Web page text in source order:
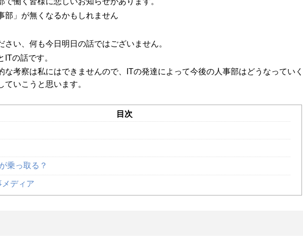
部」が無くなるかもしれません
さい、何も今日明日の話ではございません。
ITの話です。
な考察は私にはできませんので、ITの発達によって今後の人事部はどうなっていく
ていこうと思います。
目次
乗っ取る？
ディア